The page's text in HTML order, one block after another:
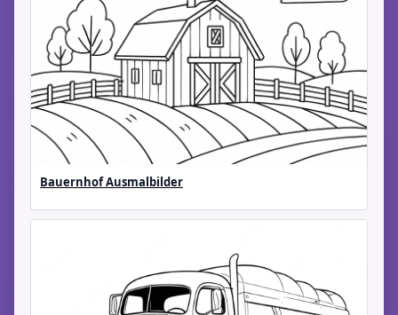
Bauernhof Ausmalbilder